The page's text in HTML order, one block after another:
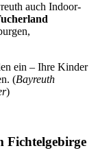
auch Indoor-
ein – Ihre Kinder
(Bayreuth
)
Fichtelgebirge